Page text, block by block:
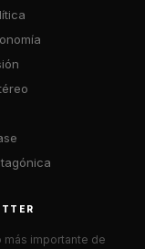
más importante de